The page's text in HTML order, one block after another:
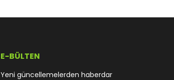
E-BÜLTEN
Yeni güncellemelerden haberdar